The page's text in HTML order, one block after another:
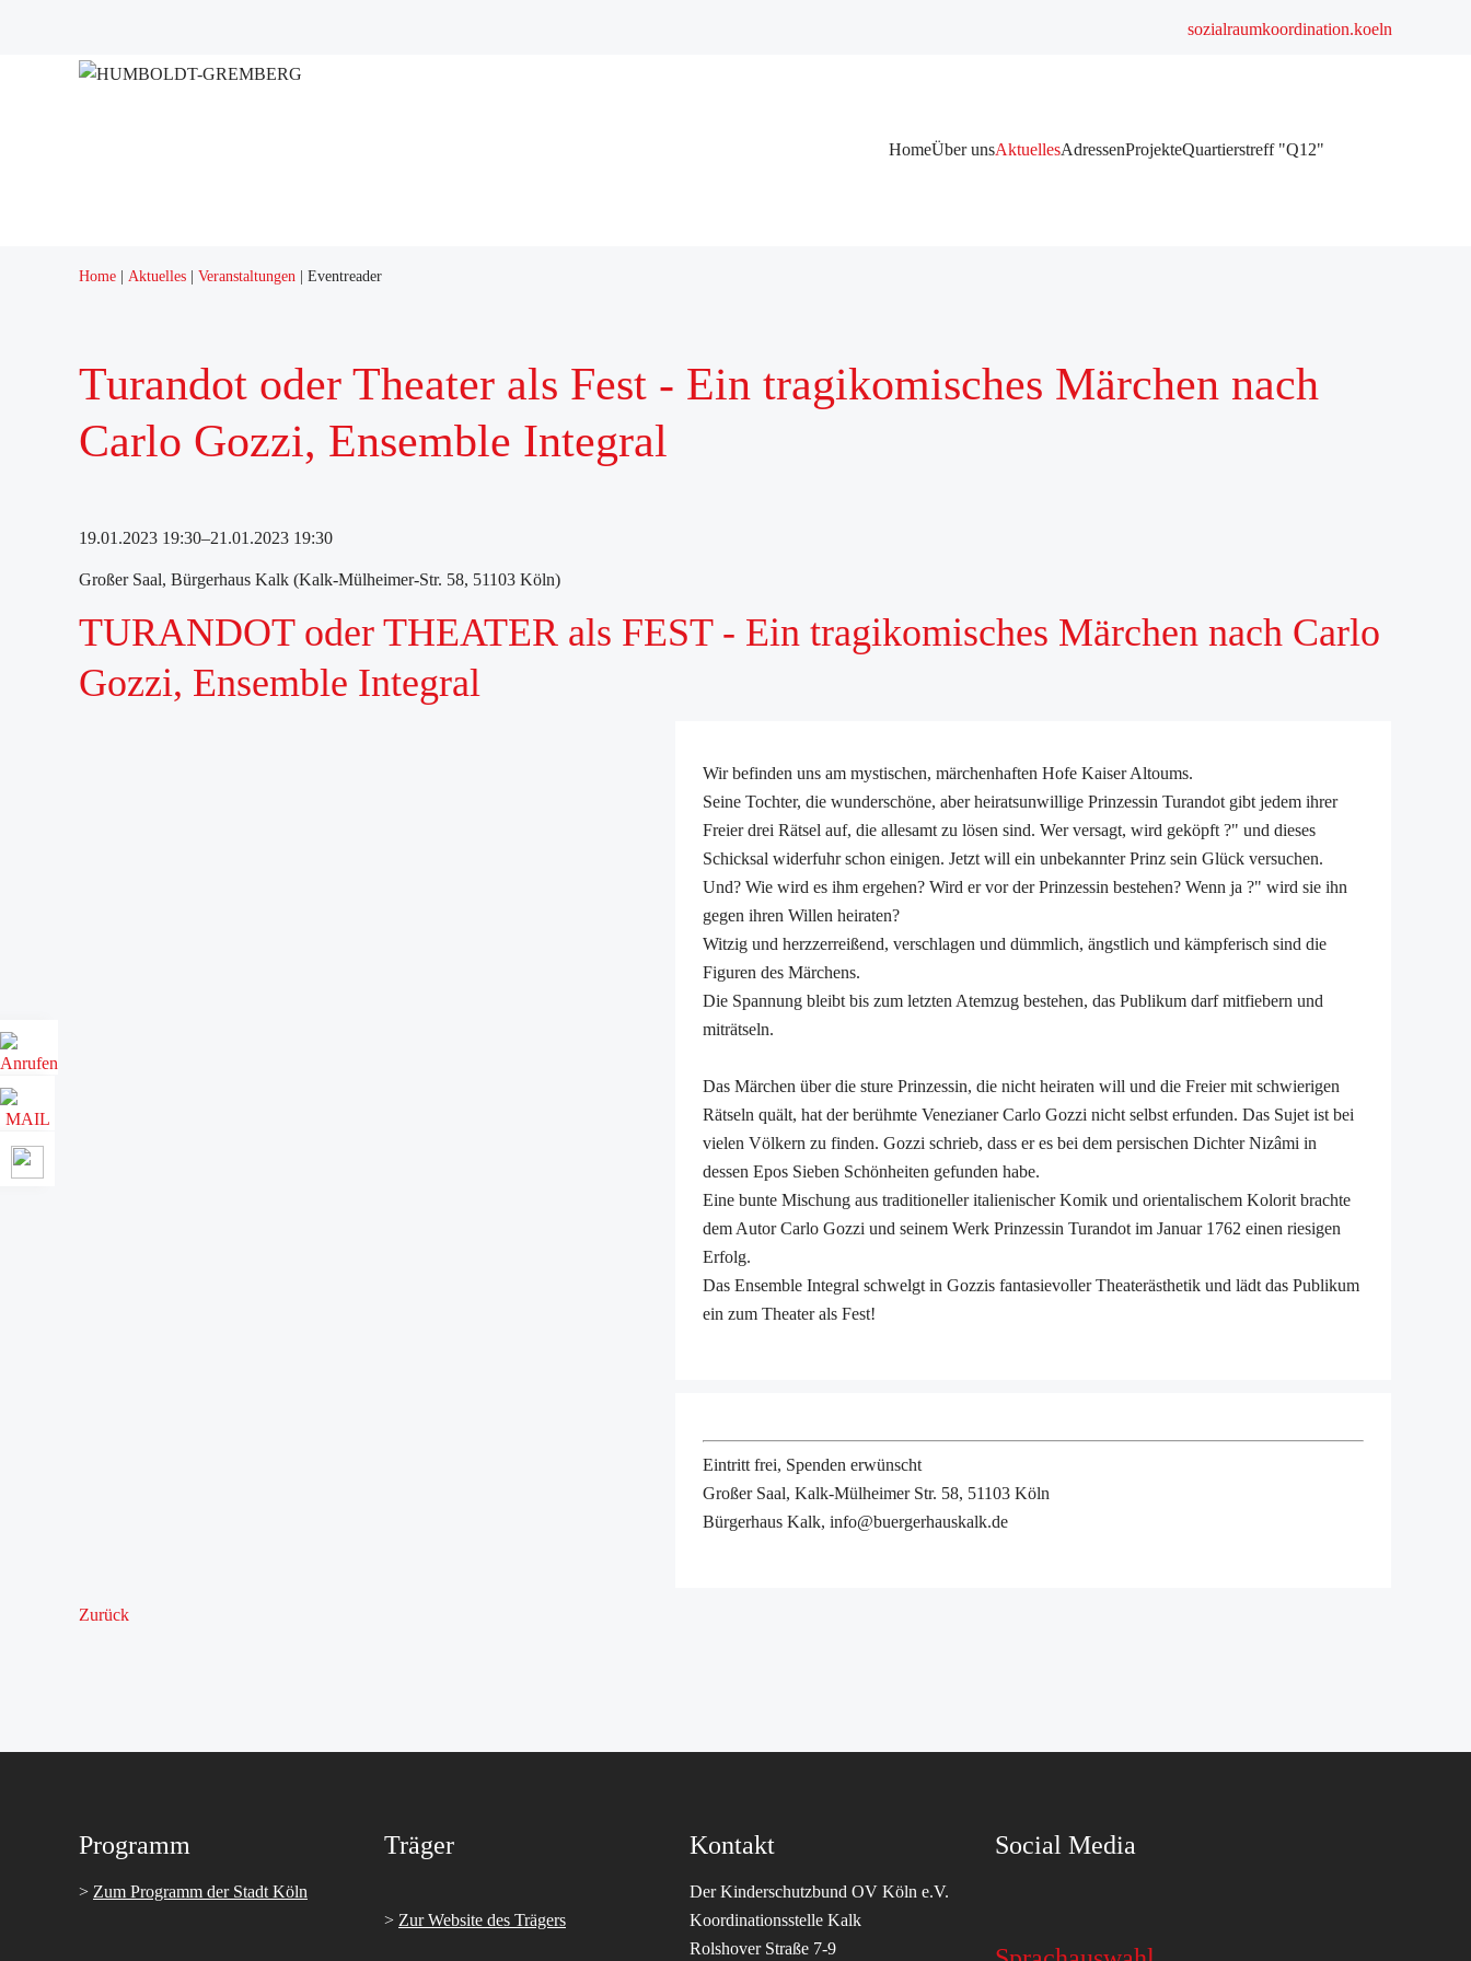
sozialraumkoordination.koeln
Navigation
HomeÜber unsAktuellesAdressenProjekteQuartierstreff "Q12"
Home Aktuelles Veranstaltungen Eventreader
Turandot oder Theater als Fest - Ein tragikomisches Märchen nach
Carlo Gozzi, Ensemble Integral
19.01.2023 19:30–21.01.2023 19:30
Großer Saal, Bürgerhaus Kalk (Kalk-Mülheimer-Str. 58, 51103 Köln)
TURANDOT oder THEATER als FEST - Ein tragikomisches Märchen nach Carlo
Gozzi, Ensemble Integral
Wir befinden uns am mystischen, märchenhaften Hofe Kaiser Altoums.
Seine Tochter, die wunderschöne, aber heiratsunwillige Prinzessin Turandot gibt jedem ihrer
Freier drei Rätsel auf, die allesamt zu lösen sind. Wer versagt, wird geköpft ?" und dieses
Schicksal widerfuhr schon einigen. Jetzt will ein unbekannter Prinz sein Glück versuchen.
Und? Wie wird es ihm ergehen? Wird er vor der Prinzessin bestehen? Wenn ja ?" wird sie ihn
gegen ihren Willen heiraten?
Witzig und herzzerreißend, verschlagen und dümmlich, ängstlich und kämpferisch sind die
Figuren des Märchens.
Die Spannung bleibt bis zum letzten Atemzug bestehen, das Publikum darf mitfiebern und
miträtseln.
Das Märchen über die sture Prinzessin, die nicht heiraten will und die Freier mit schwierigen
Rätseln quält, hat der berühmte Venezianer Carlo Gozzi nicht selbst erfunden. Das Sujet ist bei
vielen Völkern zu finden. Gozzi schrieb, dass er es bei dem persischen Dichter Nizâmi in
dessen Epos Sieben Schönheiten gefunden habe.
Eine bunte Mischung aus traditioneller italienischer Komik und orientalischem Kolorit brachte
dem Autor Carlo Gozzi und seinem Werk Prinzessin Turandot im Januar 1762 einen riesigen
Erfolg.
Das Ensemble Integral schwelgt in Gozzis fantasievoller Theaterästhetik und lädt das Publikum
ein zum Theater als Fest!
Eintritt frei, Spenden erwünscht
Großer Saal, Kalk-Mülheimer Str. 58, 51103 Köln
Bürgerhaus Kalk, info@buergerhauskalk.de
Zurück
Programm
> Zum Programm der Stadt Köln
Träger
> Zur Website des Trägers
Kontakt
Der Kinderschutzbund OV Köln e.V.
Koordinationsstelle Kalk
Rolshover Straße 7-9
Social Media